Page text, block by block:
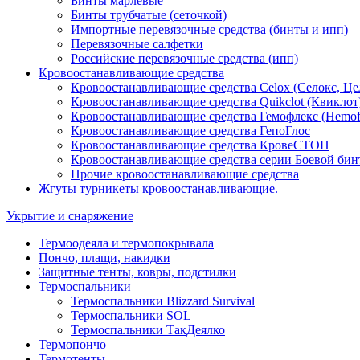
Бинты трубчатые (сеточкой)
Импортные перевязочные средства (бинты и ипп)
Перевязочные салфетки
Российские перевязочные средства (ипп)
Кровоостанавливающие средства
Кровоостанавливающие средства Celox (Селокс,
Кровоостанавливающие средства Quikclot
Кровоостанавливающие средства Гемофлекс
Кровоостанавливающие средства ГепоГлос
Кровоостанавливающие средства КровеСТОП
Кровоостанавливающие средства серии Боевой
Прочие кровоостанавливающие средства
Жгуты турникеты кровоостанавливающие.
Укрытие и снаряжение
Термоодеяла и термопокрывала
Пончо, плащи, накидки
Защитные тенты, ковры, подстилки
Термоспальники
Термоспальники Blizzard Survival
Термоспальники SOL
Термоспальники ТакДеялко
Термопончо